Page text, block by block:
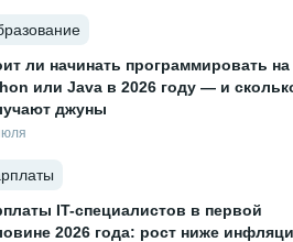
ли начинать программировать на
или Java в 2026 году — и
джуны
IT-специалистов в первой
2026 года: рост ниже